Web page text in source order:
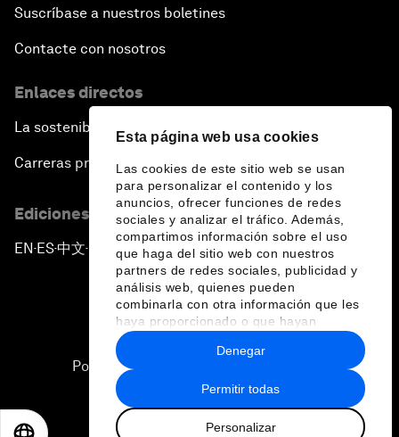
Esta página web usa cookies
Las cookies de este sitio web se usan
para personalizar el contenido y los
anuncios, ofrecer funciones de redes
sociales y analizar el tráfico. Además,
compartimos información sobre el uso
que haga del sitio web con nuestros
partners de redes sociales, publicidad y
análisis web, quienes pueden
combinarla con otra información que les
haya proporcionado o que hayan
recopilado a partir del uso que haya
hecho de sus servicios.
Permitir todas
Personalizar
Denegar
Suscríbase a nuestros boletines
Contacte con nosotros
Enlaces directos
La sostenibilidad en el Foro
Carreras profesionales
Ediciones en otros idiomas
EN ▪ES▪中文▪ 日本語
Política de privacidad y normas de uso
Sitemap
2026 Foro Económico Mundial